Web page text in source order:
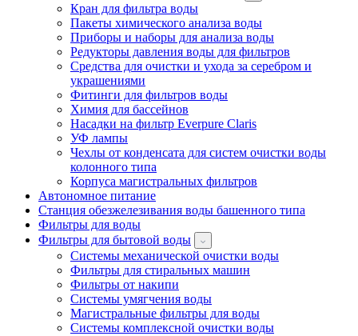
Кран для фильтра воды
Пакеты химического анализа воды
Приборы и наборы для анализа воды
Редукторы давления воды для фильтров
Средства для очистки и ухода за серебром и
украшениями
Фитинги для фильтров воды
Химия для бассейнов
Насадки на фильтр Everpure Claris
УФ лампы
Чехлы от конденсата для систем очистки воды
колонного типа
Корпуса магистральных фильтров
Автономное питание
Станция обезжелезивания воды башенного типа
Фильтры для воды
Фильтры для бытовой воды
Системы механической очистки воды
Фильтры для стиральных машин
Фильтры от накипи
Системы умягчения воды
Магистральные фильтры для воды
Системы комплексной очистки воды